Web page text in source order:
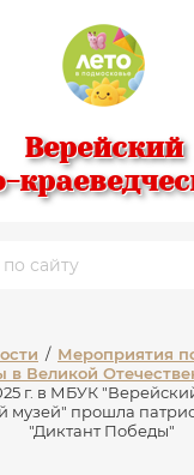
Верейский
/ Мероприятия
Великой
г. в МБУК
музей" прошла
"Диктант Победы"